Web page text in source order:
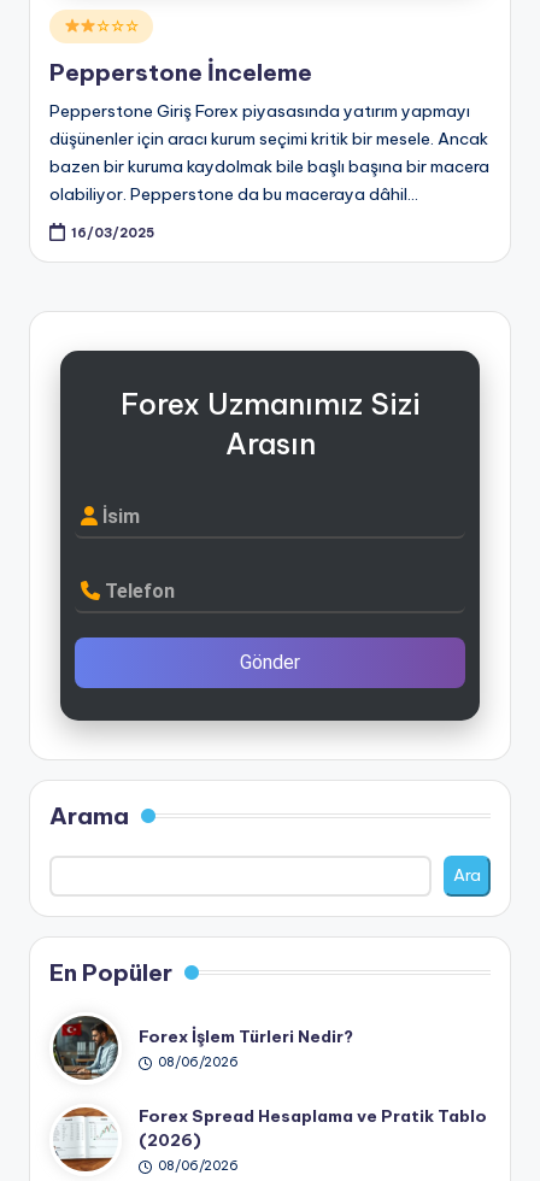
Posted
in
☆☆☆
Pepperstone İnceleme
Pepperstone Giriş Forex piyasasında yatırım yapmayı
düşünenler için aracı kurum seçimi kritik bir mesele. Ancak
bazen bir kuruma kaydolmak bile başlı başına bir macera
olabiliyor. Pepperstone da bu maceraya dâhil…
16/03/2025
Forex Uzmanımız Sizi
Arasın
İsim
Telefon
Gönder
Arama
Ara
En Popüler
Forex İşlem Türleri Nedir?
08/06/2026
Forex Spread Hesaplama ve Pratik Tablo
(2026)
08/06/2026